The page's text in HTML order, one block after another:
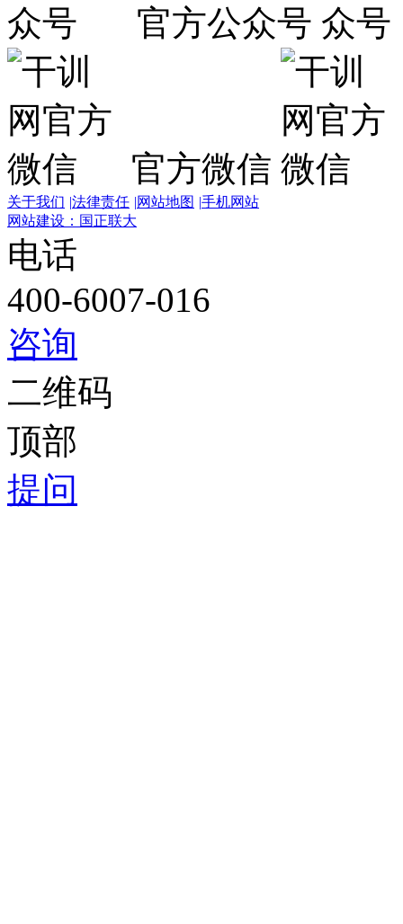
官方公众号
官方微信
关于我们 |法律责任 |网站地图 |手机网站
网站建设：国正联大
电话
400-6007-016
咨询
二维码
顶部
提问